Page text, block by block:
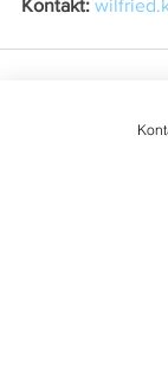
Kontakt: